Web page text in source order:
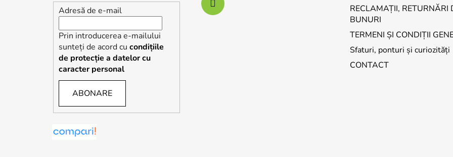
Adresă de e-mail
Prin introducerea e-mailului
sunteți de acord cu condițiile
de protecție a datelor cu
caracter personal
ABONARE
RECLAMAȚII, RETURNĂRI
BUNURI
TERMENI ȘI CONDIȚII
Sfaturi, ponturi și curiozități
CONTACT